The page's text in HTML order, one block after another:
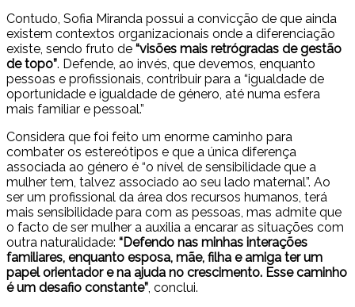
Contudo, Sofia Miranda possui a convicção de que ainda
existem contextos organizacionais onde a diferenciação
existe, sendo fruto de “visões mais retrógradas de gestão
de topo”. Defende, ao invés, que devemos, enquanto
pessoas e profissionais, contribuir para a “igualdade de
oportunidade e igualdade de género, até numa esfera
mais familiar e pessoal.”
Considera que foi feito um enorme caminho para
combater os estereótipos e que a única diferença
associada ao género é “o nível de sensibilidade que a
mulher tem, talvez associado ao seu lado maternal”. Ao
ser um profissional da área dos recursos humanos, terá
mais sensibilidade para com as pessoas, mas admite que
o facto de ser mulher a auxilia a encarar as situações com
outra naturalidade: “Defendo nas minhas interações
familiares, enquanto esposa, mãe, filha e amiga ter um
papel orientador e na ajuda no crescimento. Esse caminho
é um desafio constante”, conclui.